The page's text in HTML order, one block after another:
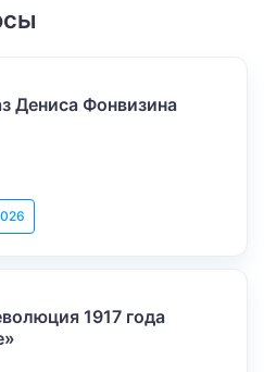
Дениса Фонвизина
1917 года